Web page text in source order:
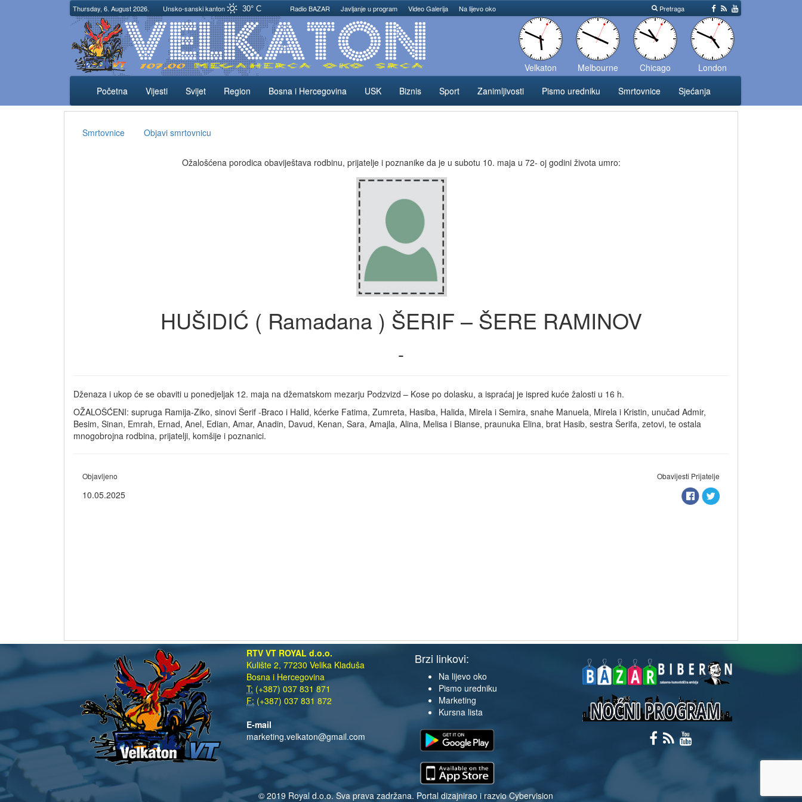
Thursday, 6. August 2026. Unsko-sanski kanton 30° C Radio BAZAR Javljanje u program Video Galerija Na lijevo oko Pretraga
Velkaton Melbourne Chicago
London
Početna
Vijesti Svijet Region Bosna i Hercegovina USK Biznis Sport Zanimljivosti Pismo uredniku Smrtovnice Sjećanja
Smrtovnice Objavi smrtovnicu
Ožalošćena porodica obaviještava rodbinu, prijatelje i poznanike da je u subotu 10. maja u 72- oj godini života umro:
HUŠIDIĆ ( Ramadana ) ŠERIF – ŠERE RAMINOV
-
Dženaza i ukop će se obaviti u ponedjeljak 12. maja na džematskom mezarju Podzvizd – Kose po dolasku, a ispraćaj je ispred kuće žalosti u 16 h.
OŽALOŠĆENI: supruga Ramija-Ziko, sinovi Šerif -Braco i Halid, kćerke Fatima, Zumreta, Hasiba, Halida, Mirela i Semira, snahe Manuela, Mirela i Kristin, unučad Admir,
Besim, Sinan, Emrah, Ernad, Anel, Edian, Amar, Anadin, Davud, Kenan, Sara, Amajla, Alina, Melisa i Bianse, praunuka Elina, brat Hasib, sestra Šerifa, zetovi, te ostala
mnogobrojna rodbina, prijatelji, komšije i poznanici.
Objavljeno
10.05.2025
Obavijesti Prijatelje
RTV VT ROYAL d.o.o.
Kulište 2, 77230 Velika Kladuša
Bosna i Hercegovina
T: (+387) 037 831 871
F: (+387) 037 831 872
E-mail
marketing.velkaton@gmail.com
Brzi linkovi:
Na lijevo oko
Pismo uredniku
Marketing
Kursna lista
© 2019 Royal d.o.o. Sva prava zadržana. Portal dizajnirao i razvioCybervision